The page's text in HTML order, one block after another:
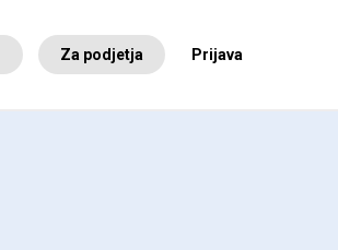
Za podjetja Prijava